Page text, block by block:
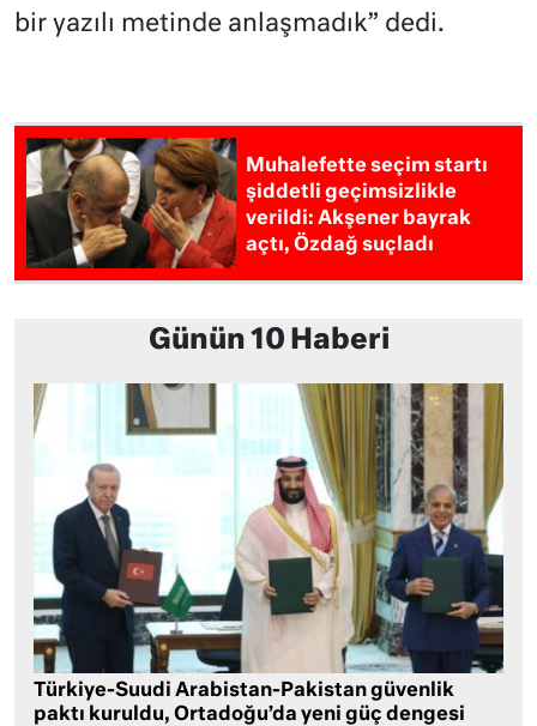
bir yazılı metinde anlaşmadık” dedi.
Muhalefette seçim startı
şiddetli geçimsizlikle
verildi: Akşener bayrak
açtı, Özdağ suçladı
Günün 10 Haberi
Türkiye-Suudi Arabistan-Pakistan güvenlik
paktı kuruldu, Ortadoğu’da yeni güç dengesi